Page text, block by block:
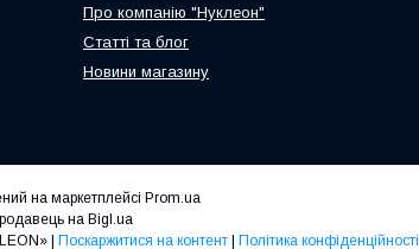
Про компанію "Нуклеон"
Статті та блог
Новини магазину
на маркетплейсі Prom.ua
на Bigl.ua
ТОП ПРОДАЖ | Інтернет-супермаркет «NUKLEON» | Поскаржитися на контент | Політика конфіденційності